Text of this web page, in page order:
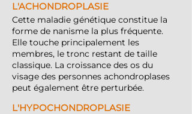
L'ACHONDROPLASIE
Cette maladie génétique constitue la
forme de nanisme la plus fréquente.
Elle touche principalement les
membres, le tronc restant de taille
classique. La croissance des os du
visage des personnes achondroplases
peut également être perturbée.
L'HYPOCHONDROPLASIE